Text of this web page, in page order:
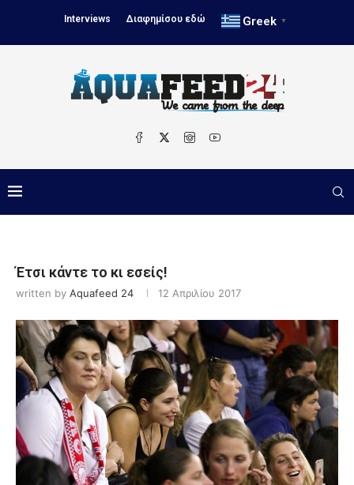
Interviews Διαφημίσου εδώ Greek ▼
Έτσι κάντε το κι εσείς!
written by Aquafeed 24 12 Απριλίου 2017